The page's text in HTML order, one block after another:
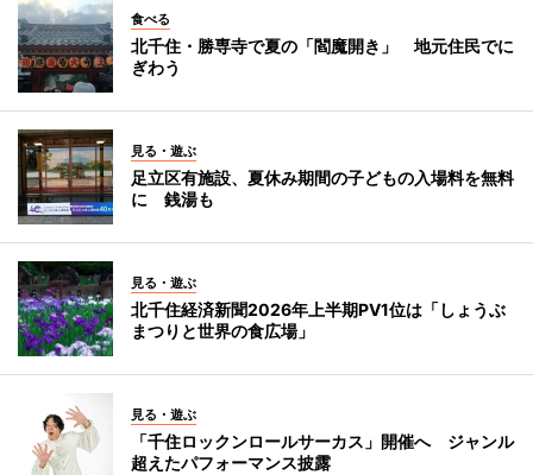
食べる
北千住・勝専寺で夏の「閻魔開き」 地元住民でに
ぎわう
見る・遊ぶ
足立区有施設、夏休み期間の子どもの入場料を無料
に 銭湯も
見る・遊ぶ
北千住経済新聞2026年上半期PV1位は「しょうぶ
まつりと世界の食広場」
見る・遊ぶ
「千住ロックンロールサーカス」開催へ ジャンル
超えたパフォーマンス披露